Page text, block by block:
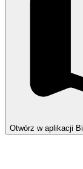
Otwórz w aplikacji